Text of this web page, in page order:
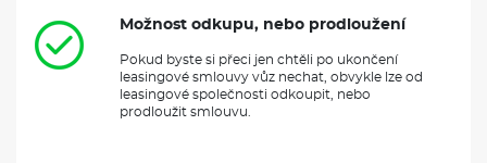
Možnost odkupu, nebo prodloužení
Pokud byste si přeci jen chtěli po ukončení
leasingové smlouvy vůz nechat, obvykle lze od
leasingové společnosti odkoupit, nebo
prodloužit smlouvu.